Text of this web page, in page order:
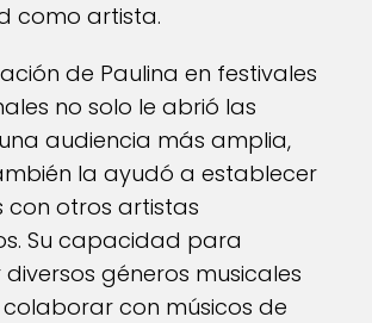
como artista.
de Paulina en festivales
no solo le abrió las
audiencia más amplia,
la ayudó a establecer
con otros artistas
Su capacidad para
géneros musicales
con músicos de